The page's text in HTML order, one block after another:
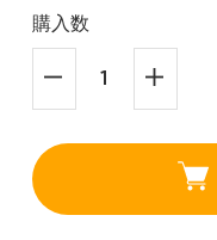
購入数